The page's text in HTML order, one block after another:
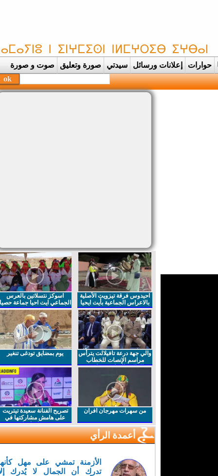
حوارات إعلانات ورسائل سيدتي صورة وتعليق صوت و صورة
احيدوس فرقة تيزويت الأصلية
بالاعراس الجماعية بأيت ايحيا
اسوكز نتسلاتين بالعرس
الجماعي ايت احيا جماعة حصيا
والي جهة درعة تافيلالت يترأس
مراسم الإنصات للخطاب
الملكي السامي بمناسبة
يوم بمضايق تودغى تنغير
من سهرات مهرجان افران
تصريح الفنانة سعيدة تيتريت
على هامش مشاركتها في
مهرجان افران
أعمدة الرأي
الأزمنة تمشي على مهل كأنها
تدرك أن الجمال لا يُدرك إلا